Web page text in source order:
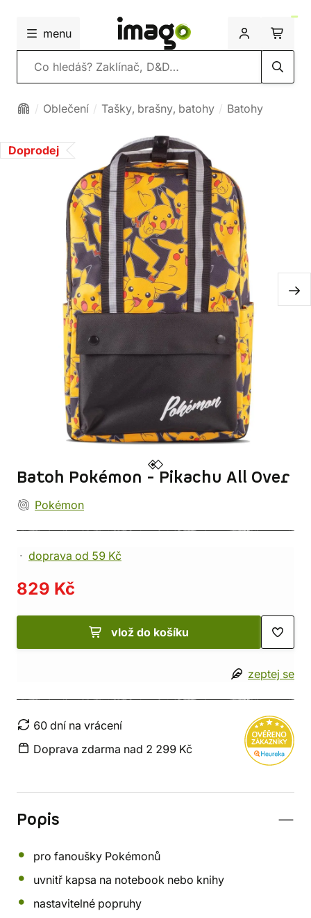
menu
Vyhledávání
Oblečení Tašky, brašny, batohy Batohy
Doprodej
Batoh Pokémon - Pikachu All Over
Pokémon
doprava od 59 Kč
829 Kč
vlož do košíku
zeptej se
60 dní na vrácení
Doprava zdarma nad 2 299 Kč
Popis
pro fanoušky Pokémonů
uvnitř kapsa na notebook nebo knihy
nastavitelné popruhy